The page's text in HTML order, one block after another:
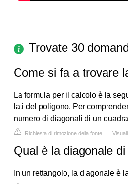
Trovate 30
Come si fa a trovare
La formula per il calcolo è la
lati del poligono. Per
numero di diagonali di un
Richiesta di rimozione della fonte |
Qual è la diagonale
In un rettangolo, la diagonale è